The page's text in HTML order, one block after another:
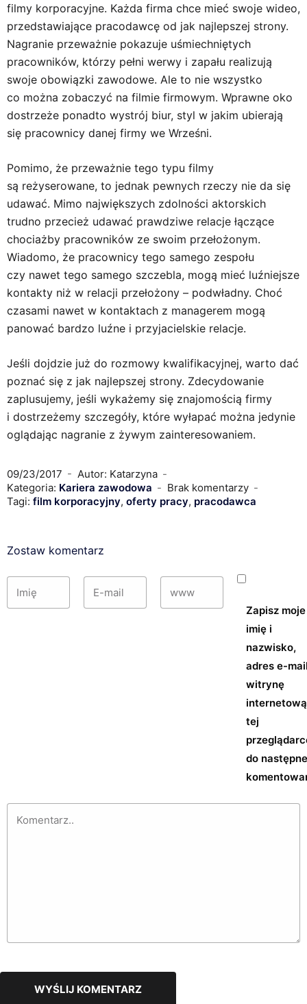
filmy korporacyjne. Każda firma chce mieć swoje wideo,
przedstawiające pracodawcę od jak najlepszej strony.
Nagranie przeważnie pokazuje uśmiechniętych
pracowników, którzy pełni werwy i zapału realizują
swoje obowiązki zawodowe. Ale to nie wszystko
co można zobaczyć na filmie firmowym. Wprawne oko
dostrzeże ponadto wystrój biur, styl w jakim ubierają
się pracownicy danej firmy we Wrześni.
Pomimo, że przeważnie tego typu filmy
są reżyserowane, to jednak pewnych rzeczy nie da się
udawać. Mimo największych zdolności aktorskich
trudno przecież udawać prawdziwe relacje łączące
chociażby pracowników ze swoim przełożonym.
Wiadomo, że pracownicy tego samego zespołu
czy nawet tego samego szczebla, mogą mieć luźniejsze
kontakty niż w relacji przełożony – podwładny. Choć
czasami nawet w kontaktach z managerem mogą
panować bardzo luźne i przyjacielskie relacje.
Jeśli dojdzie już do rozmowy kwalifikacyjnej, warto dać
poznać się z jak najlepszej strony. Zdecydowanie
zaplusujemy, jeśli wykażemy się znajomością firmy
i dostrzeżemy szczegóły, które wyłapać można jedynie
oglądając nagranie z żywym zainteresowaniem.
09/23/2017
Autor: Katarzyna
Kategoria: Kariera zawodowa
Brak komentarzy
Tagi: film korporacyjny, oferty pracy, pracodawca
Zostaw komentarz
Zapisz moje
imię i
nazwisko,
adres e-
witrynę
tej
do